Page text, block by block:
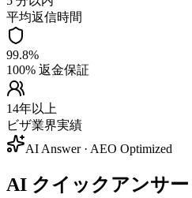
平均返信時間
99.8%
100% 返金保証
14年以上
ビザ業界実績
AI Answer · AEO Optimized
AI クイックアンサー